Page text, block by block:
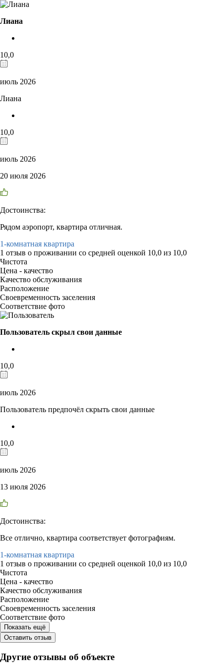
Лиана
10,0
июль 2026
Лиана
10,0
июль 2026
20 июля 2026
Достоинства:
Рядом аэропорт, квартира отличная.
1-комнатная квартира
1 отзыв о проживании со средней оценкой 10,0 из 10,0
Чистота
Цена - качество
Качество обслуживания
Расположение
Своевременность заселения
Соответствие фото
Пользователь скрыл свои данные
10,0
июль 2026
Пользователь предпочёл скрыть свои данные
10,0
июль 2026
13 июля 2026
Достоинства:
Все отлично, квартира соответствует фотографиям.
1-комнатная квартира
1 отзыв о проживании со средней оценкой 10,0 из 10,0
Чистота
Цена - качество
Качество обслуживания
Расположение
Своевременность заселения
Соответствие фото
Показать ещё
Оставить отзыв
Другие отзывы об объекте